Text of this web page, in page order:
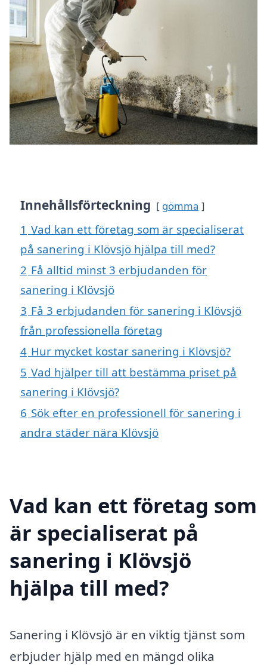
Innehållsförteckning gömma
1 Vad kan ett företag som är specialiserat
på sanering i Klövsjö hjälpa till med?
2 Få alltid minst 3 erbjudanden för
sanering i Klövsjö
3 Få 3 erbjudanden för sanering i Klövsjö
från professionella företag
4 Hur mycket kostar sanering i Klövsjö?
5 Vad hjälper till att bestämma priset på
sanering i Klövsjö?
6 Sök efter en professionell för sanering i
andra städer nära Klövsjö
Vad kan ett företag som
är specialiserat på
sanering i Klövsjö
hjälpa till med?
Sanering i Klövsjö är en viktig tjänst som
erbjuder hjälp med en mängd olika